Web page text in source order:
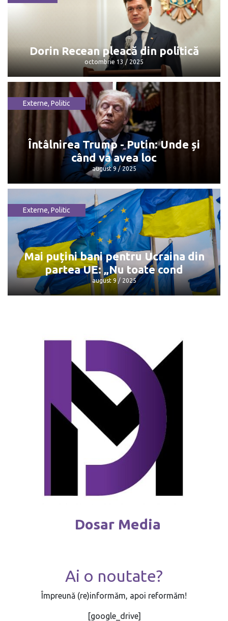
Maia Sandu: „Mulțumesc, Dorin, pentru
octombrie 13 / 2025
Dorin Recean pleacă din politică
octombrie 13 / 2025
Dorin Recean pleacă din politică
octombrie 13 / 2025
Externe, Politic
Întâlnirea Trump - Putin: Unde și
când va avea loc
august 9 / 2025
Întâlnirea Trump - Putin: Unde și când
va avea loc
august 9 / 2025
Externe, Politic
Mai puțini bani pentru Ucraina din
partea UE: „Nu toate cond
august 9 / 2025
Mai puțini bani pentru Ucraina din
partea UE: „Nu toate cond
Dosar Media
Ai o noutate?
Împreună (re)informăm, apoi reformăm!
[google_drive]